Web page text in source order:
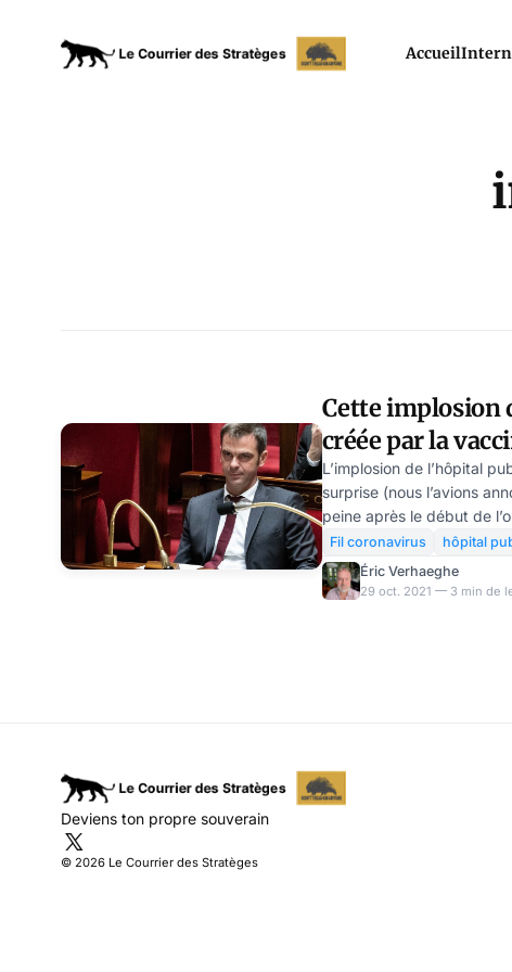
Accueil
Cette implosion
créée par la
obligatoire…
L’implosion de l’hôpital
surprise (nous l’avions
peine après le début de
cerise sur le gâteau
Olivier Véran, après de
liées à l’épidémie elle-
Fil coronavirus
hôpital
Éric Verhaeghe
29 oct. 2021 — 3 min de
Deviens ton propre souverain
© 2026 Le Courrier des Stratèges